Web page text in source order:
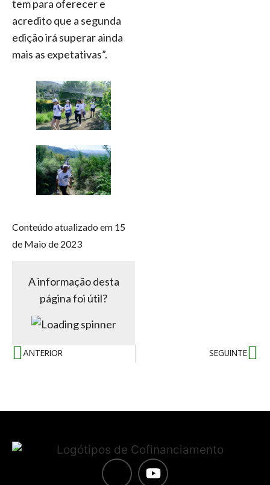
tem para oferecer e
acredito que a segunda
edição irá superar ainda
mais as expetativas”.
Conteúdo atualizado em 15
de Maio de 2023
A informação desta
página foi útil?
ANTERIOR SEGUINTE